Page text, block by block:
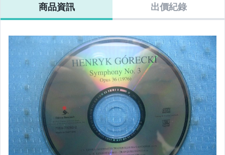
粵語光碟
日語光碟
韓語光碟
西洋光碟
相聲國劇光碟
連續據 DVD光碟
商品資訊 出價紀錄